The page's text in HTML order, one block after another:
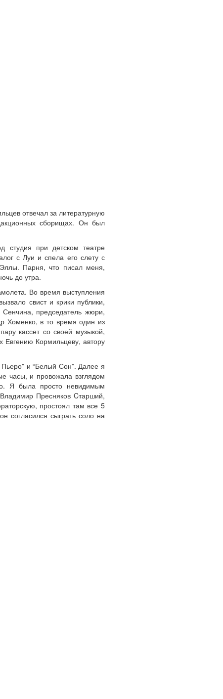
отвечал за литературную
сборищах. Он был
студия при детском театре
с Луи и спела его слету с
Парня, что писал меня,
до утра.
Во время выступления
свист и крики публики,
председатель жюри,
Хоменко, в то время один из
кассет со своей музыкой,
Евгению Кормильцеву, автору
и “Белый Сон”. Далее я
часы, и провожала взглядом
Я была просто невидимым
Пресняков Cтарший,
простоял там все 5
согласился сыграть соло на